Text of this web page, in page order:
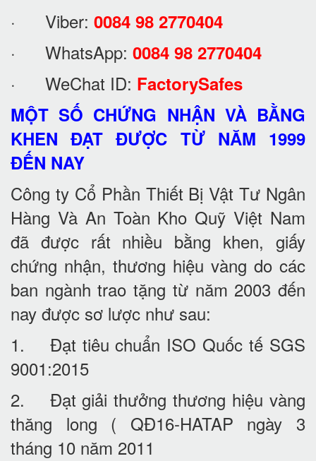
· Viber: 0084 98 2770404
· WhatsApp: 0084 98 2770404
· WeChat ID: FactorySafes
MỘT SỐ CHỨNG NHẬN VÀ BẰNG
KHEN ĐẠT ĐƯỢC TỪ NĂM 1999
ĐẾN NAY
Công ty Cổ Phần Thiết Bị Vật Tư Ngân
Hàng Và An Toàn Kho Quỹ Việt Nam
đã được rất nhiều bằng khen, giấy
chứng nhận, thương hiệu vàng do các
ban ngành trao tặng từ năm 2003 đến
nay được sơ lược như sau:
1. Đạt tiêu chuẩn ISO Quốc tế SGS
9001:2015
2. Đạt giải thưởng thương hiệu vàng
thăng long ( QĐ16-HATAP ngày 3
tháng 10 năm 2011